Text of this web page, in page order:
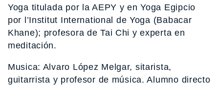
Yoga titulada por la AEPY y en Yoga Egipcio
por l’Institut International de Yoga (Babacar
Khane); profesora de Tai Chi y experta en
meditación.
Musica: Alvaro López Melgar, sitarista,
guitarrista y profesor de música. Alumno directo